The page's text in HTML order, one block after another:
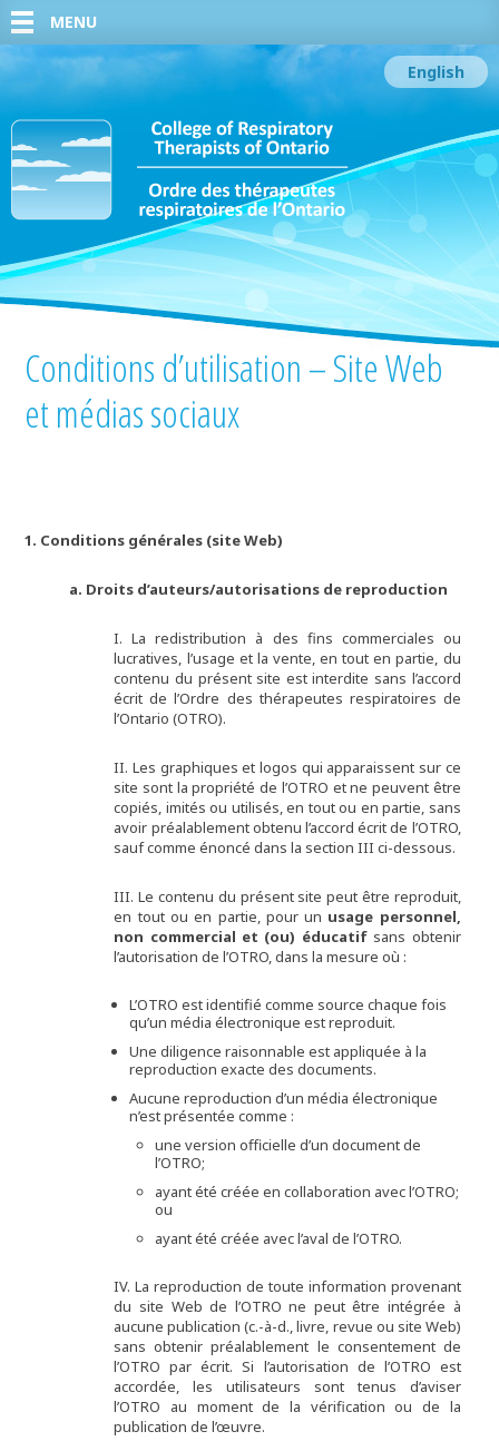
MENU
English
Conditions d’utilisation – Site Web
et médias sociaux
1. Conditions générales (site Web)
a. Droits d’auteurs/autorisations de reproduction
I. La redistribution à des fins commerciales ou
lucratives, l’usage et la vente, en tout en partie, du
contenu du présent site est interdite sans l’accord
écrit de l’Ordre des thérapeutes respiratoires de
l’Ontario (OTRO).
II. Les graphiques et logos qui apparaissent sur ce
site sont la propriété de l’OTRO et ne peuvent être
copiés, imités ou utilisés, en tout ou en partie, sans
avoir préalablement obtenu l’accord écrit de l’OTRO,
sauf comme énoncé dans la section III ci-dessous.
III. Le contenu du présent site peut être reproduit,
en tout ou en partie, pour un usage personnel,
non commercial et (ou) éducatifsans obtenir
l’autorisation de l’OTRO, dans la mesure où :
L’OTRO est identifié comme source chaque fois
qu’un média électronique est reproduit.
Une diligence raisonnable est appliquée à la
reproduction exacte des documents.
Aucune reproduction d’un média électronique
n’est présentée comme :
une version officielle d’un document de
l’OTRO;
ayant été créée en collaboration avec l’OTRO;
ou
ayant été créée avec l’aval de l’OTRO.
IV. La reproduction de toute information provenant
du site Web de l’OTRO ne peut être intégrée à
aucune publication (c.-à-d., livre, revue ou site Web)
sans obtenir préalablement le consentement de
l’OTRO par écrit. Si l’autorisation de l’OTRO est
accordée, les utilisateurs sont tenus d’aviser
l’OTRO au moment de la vérification ou de la
publication de l’œuvre.